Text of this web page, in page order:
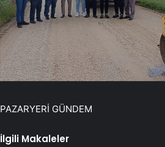
PAZARYERİ GÜNDEM
İlgili Makaleler